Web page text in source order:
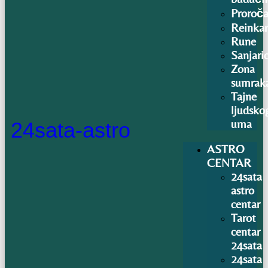
24sata-astro
Rune
Zona
Tajne
uma
ASTRO
CENTAR
24sata
astro
centar
Tarot
centar
24sata
24sata